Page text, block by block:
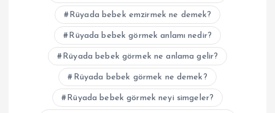
Rüyada bebek emzirmek ne demek?
Rüyada bebek görmek anlamı nedir?
Rüyada bebek görmek ne anlama gelir?
Rüyada bebek görmek ne demek?
Rüyada bebek görmek neyi simgeler?